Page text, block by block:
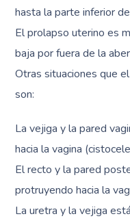
hasta la parte inferior
El prolapso uterino es
baja por fuera de la
Otras situaciones que
son:
La vejiga y la pared
hacia la vagina
El recto y la pared
protruyendo hacia la
La uretra y la vejiga